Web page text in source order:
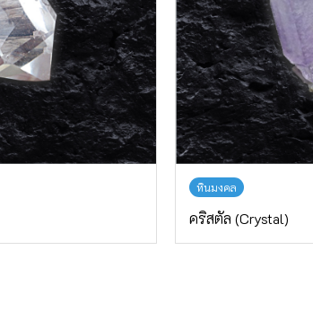
หินมงคล
คริสตัล (Crystal)